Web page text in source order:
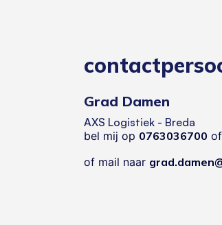
Grad Damen
AXS Logistiek - Breda
bel mij op 0763036700 of
of mail naar